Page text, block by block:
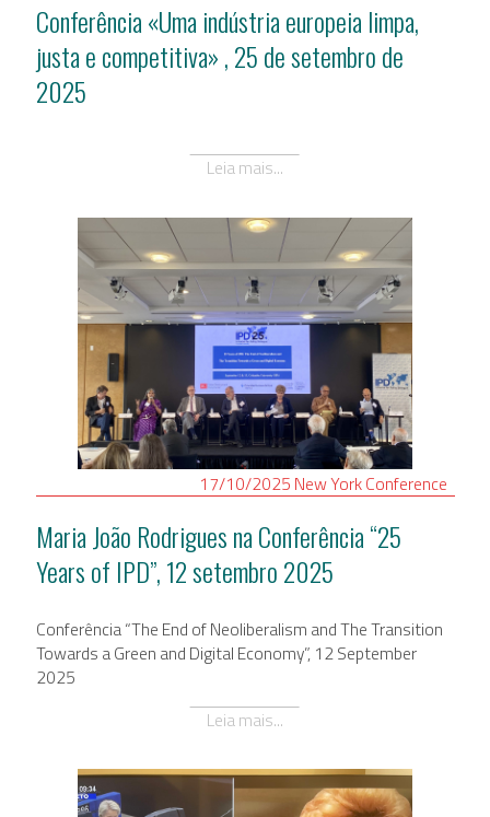
Conferência «Uma indústria europeia limpa,
justa e competitiva» , 25 de setembro de
2025
Leia mais...
17/10/2025 New YorkConference
Maria João Rodrigues na Conferência “25
Years of IPD”, 12 setembro 2025
Conferência “The End of Neoliberalism and The Transition
Towards a Green and Digital Economy”, 12 September
2025
Leia mais...